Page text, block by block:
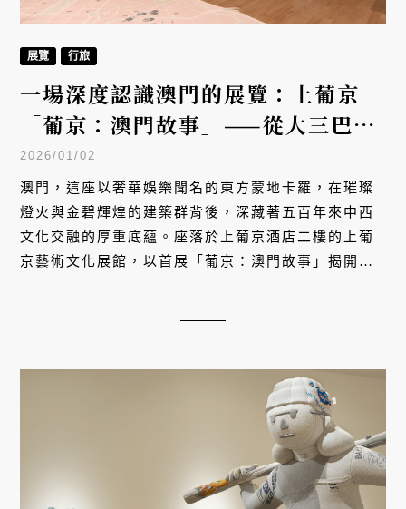
展覽 行旅
一場深度認識澳門的展覽：上葡京
「葡京：澳門故事」——從大三巴到
媽閣廟，5大展區看見中西文化交融
500年
2026/01/02
澳門，這座以奢華娛樂聞名的東方蒙地卡羅，在璀璨
燈火與金碧輝煌的建築群背後，深藏著五百年來中西
文化交融的厚重底蘊。座落於上葡京酒店二樓的上葡
京藝術文化展館，以首展「葡京：澳門故事」揭開序